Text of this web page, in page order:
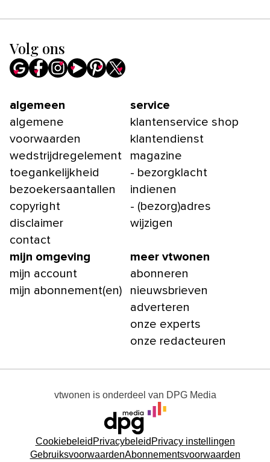
Volg ons
algemeen
algemene
voorwaarden
wedstrijdregelement
toegankelijkheid
bezoekersaantallen
copyright
disclaimer
contact
service
klantenservice shop
klantendienst
magazine
- bezorgklacht
indienen
- (bezorg)adres
wijzigen
mijn omgeving
mijn account
mijn abonnement(en)
meer vtwonen
abonneren
nieuwsbrieven
adverteren
onze experts
onze redacteuren
vtwonen is onderdeel van DPG Media
Cookiebeleid Privacybeleid Privacy instellingen
GebruiksvoorwaardenAbonnementsvoorwaarden